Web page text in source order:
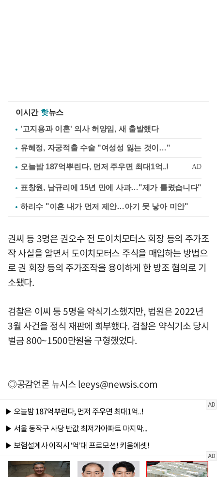
이시간 핫뉴스
'고지용과 이혼' 의사 허양임, 새 출발했다
유혜정, 자궁적출 수술 "여성성 잃는 것이…"
표창원, 남규리에 15년 만에 사과…"제가 틀렸습니다"
하리수 "이혼 내가 먼저 제안…아기 못 낳아 미안"
권씨 등 3명은 권오수 전 도이치모터스 회장 등의 주가조
작 사실을 알면서 도이치모터스 주식을 매입하는 방법으
로 권 회장 등의 주가조작을 용이하게 한 방조 혐의로 기
소됐다.
검찰은 이씨 등 5명을 약식기소했지만, 법원은 2022년
3월 사건을 정식 재판에 회부했다. 검찰은 약식기소 당시
벌금 800~1500만원을 구형했었다.
◎공감언론 뉴시스leeys@newsis.com